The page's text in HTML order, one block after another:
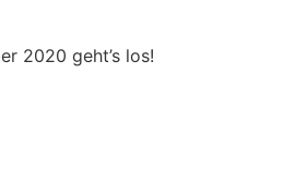
2020 geht’s los!